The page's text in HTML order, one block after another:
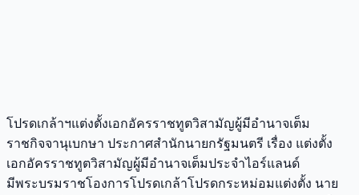
โปรดเกล้าฯแต่งตั้งเอกอัครราชทูตวิสามัญผู้มีอำนาจเต็ม
ราชกิจจานุเบกษา ประกาศสำนักนายกรัฐมนตรี เรื่อง แต่งตั้ง
เอกอัครราชทูตวิสามัญผู้มีอำนาจเต็มประจำไอร์แลนด์
มีพระบรมราชโองการโปรดเกล้าโปรดกระหม่อมแต่งตั้ง นาย